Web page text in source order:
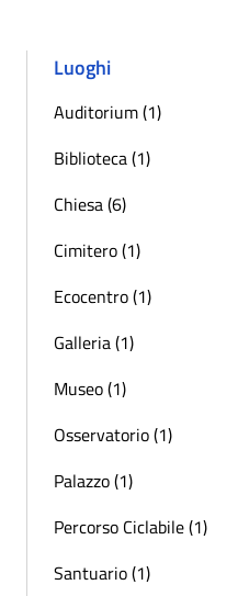
Luoghi
Auditorium (1)
Biblioteca (1)
Chiesa (6)
Cimitero (1)
Ecocentro (1)
Galleria (1)
Museo (1)
Osservatorio (1)
Palazzo (1)
Percorso Ciclabile (1)
Santuario (1)